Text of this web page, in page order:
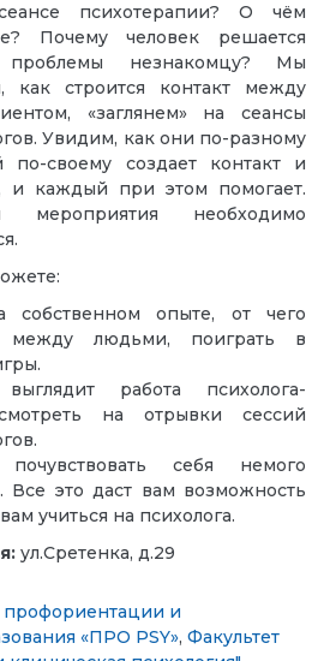
психотерапии? О чём
Почему человек решается
незнакомцу? Мы
как строится контакт между
«заглянем» на сеансы
Увидим, как они по-разному
по-своему создает контакт и
и каждый при этом помогает.
мероприятия необходимо
собственном опыте, от чего
между людьми, поиграть в
работа психолога-
на отрывки сессий
себя немого
Все это даст вам возможность
учиться на психолога.
ул.Сретенка, д.29
и
«ПРО PSY», Факультет